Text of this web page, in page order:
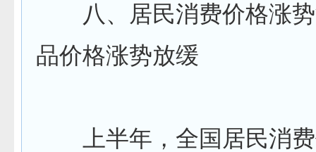
八、居民消费价格涨势
品价格涨势放缓
上半年，全国居民消费